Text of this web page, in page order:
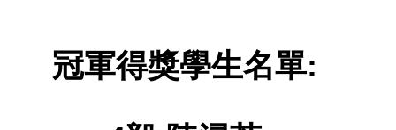
冠軍得獎學生名單: